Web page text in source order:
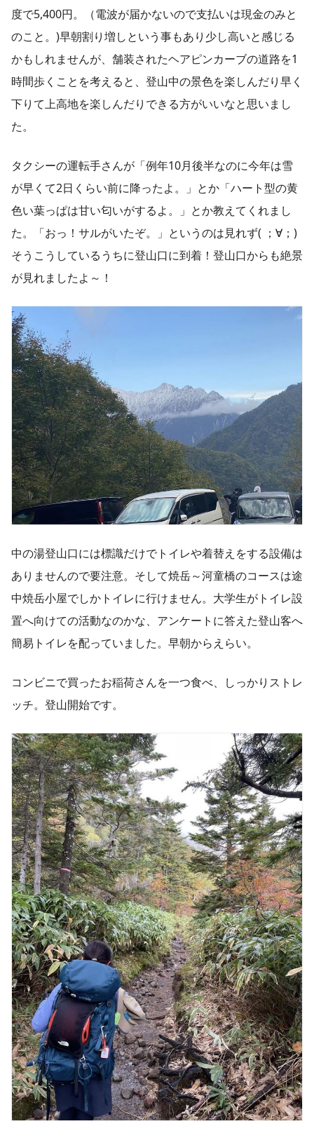
度で5,400円。（電波が届かないので支払いは現金のみと
のこと。)早朝割り増しという事もあり少し高いと感じる
かもしれませんが、舗装されたヘアピンカーブの道路を1
時間歩くことを考えると、登山中の景色を楽しんだり早く
下りて上高地を楽しんだりできる方がいいなと思いまし
た。
タクシーの運転手さんが「例年10月後半なのに今年は雪
が早くて2日くらい前に降ったよ。」とか「ハート型の黄
色い葉っぱは甘い匂いがするよ。」とか教えてくれまし
た。「おっ！サルがいたぞ。」というのは見れず( ；∀；)
そうこうしているうちに登山口に到着！登山口からも絶景
が見れましたよ～！
中の湯登山口には標識だけでトイレや着替えをする設備は
ありませんので要注意。そして焼岳～河童橋のコースは途
中焼岳小屋でしかトイレに行けません。大学生がトイレ設
置へ向けての活動なのかな、アンケートに答えた登山客へ
簡易トイレを配っていました。早朝からえらい。
コンビニで買ったお稲荷さんを一つ食べ、しっかりストレ
ッチ。登山開始です。